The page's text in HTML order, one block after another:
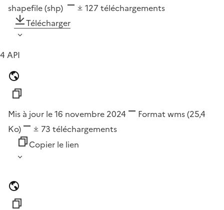
shapefile (shp)
127 téléchargements
Télécharger
4 API
Mis à jour le 16 novembre 2024 Format wms(25,4
Ko)
73 téléchargements
Copier le lien